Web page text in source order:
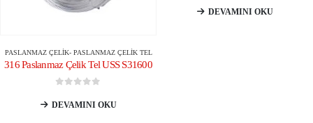
PASLANMAZ ÇELIK- PASLANMAZ ÇELIK TEL
316 Paslanmaz Çelik Tel USS S31600
DEVAMINI OKU
DEVAMINI OKU